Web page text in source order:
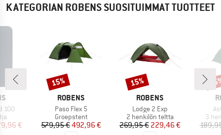
KATEGORIAN ROBENS SUOSITUIMMAT TUOTTEET
100
hinta
€
MERKKI
ROBENS
Tuote
Paso Flex 5
Tuoteryhmä
Groepstent
Hinta
579,95 €Alennettu hinta
492,96 €
Alennus
15%
MERKKI
ROBENS
Tuote
Lodge 2 Exp
Tuoteryhmä
2 henkilön teltta
Hinta
269,95 € Alennettu hinta
229,46 €
Alennus
15%
3